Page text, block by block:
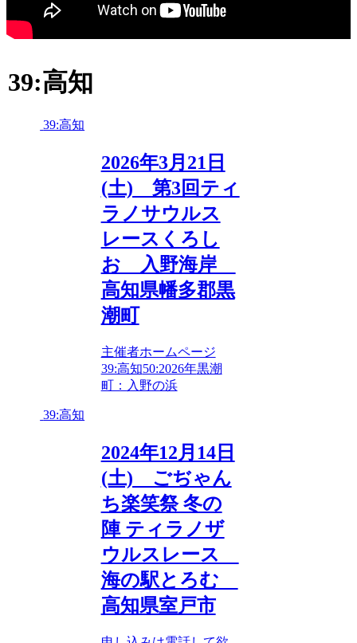
39:高知
39:高知
2026年3月21日
(土) 第3回ティ
ラノサウルス
レースくろし
お 入野海岸
高知県幡多郡黒
潮町
主催者ホームページ
39:高知50:2026年黒潮
町：入野の浜
39:高知
2024年12月14日
(土) ごぢゃん
ち楽笑祭 冬の
陣 ティラノザ
ウルスレース
海の駅とろむ
高知県室戸市